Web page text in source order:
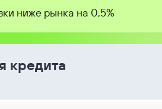
ниже рынка на 0,5%
кредита